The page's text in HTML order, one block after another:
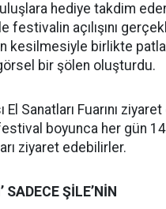
hediye takdim
festivalin açılışını
kesilmesiyle birlikte
bir şölen oluşturdu.
El Sanatları Fuarını
boyunca her gün
ziyaret edebilirler.
SADECE ŞİLE’NİN